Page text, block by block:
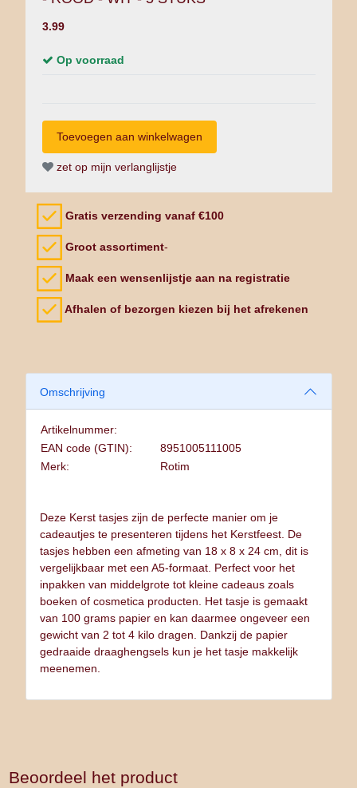
3.99
Op voorraad
zet op mijn verlanglijstje
Gratis verzending vanaf €100
Groot assortiment-
Maak een wensenlijstje aan na registratie
Afhalen of bezorgen kiezen bij het afrekenen
Omschrijving
Artikelnummer:
EAN code (GTIN):
8951005111005
Merk:
Rotim
Deze Kerst tasjes zijn de perfecte manier om je
cadeautjes te presenteren tijdens het Kerstfeest. De
tasjes hebben een afmeting van 18 x 8 x 24 cm, dit is
vergelijkbaar met een A5-formaat. Perfect voor het
inpakken van middelgrote tot kleine cadeaus zoals
boeken of cosmetica producten. Het tasje is gemaakt
van 100 grams papier en kan daarmee ongeveer een
gewicht van 2 tot 4 kilo dragen. Dankzij de papier
gedraaide draaghengsels kun je het tasje makkelijk
meenemen.
Beoordeel het product